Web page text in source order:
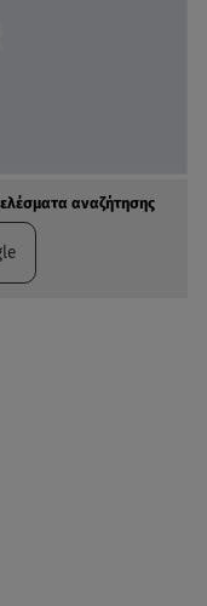
αναζήτησης